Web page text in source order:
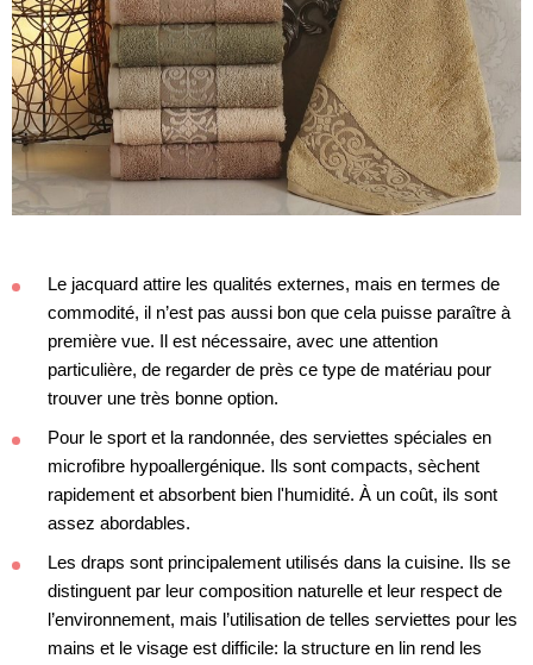
Le jacquard attire les qualités externes, mais en termes de
commodité, il n’est pas aussi bon que cela puisse paraître à
première vue. Il est nécessaire, avec une attention
particulière, de regarder de près ce type de matériau pour
trouver une très bonne option.
Pour le sport et la randonnée, des serviettes spéciales en
microfibre hypoallergénique. Ils sont compacts, sèchent
rapidement et absorbent bien l'humidité. À un coût, ils sont
assez abordables.
Les draps sont principalement utilisés dans la cuisine. Ils se
distinguent par leur composition naturelle et leur respect de
l’environnement, mais l’utilisation de telles serviettes pour les
mains et le visage est difficile: la structure en lin rend les